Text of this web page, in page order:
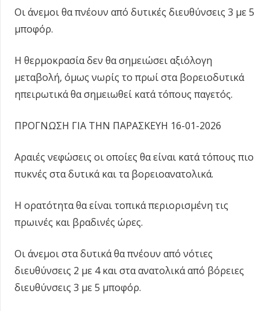
Οι άνεμοι θα πνέουν από δυτικές διευθύνσεις 3 με 5
μποφόρ.
Η θερμοκρασία δεν θα σημειώσει αξιόλογη
μεταβολή, όμως νωρίς το πρωί στα βορειοδυτικά
ηπειρωτικά θα σημειωθεί κατά τόπους παγετός.
ΠΡΟΓΝΩΣΗ ΓΙΑ ΤΗΝ ΠΑΡΑΣΚΕΥΗ 16-01-2026
Αραιές νεφώσεις οι οποίες θα είναι κατά τόπους πιο
πυκνές στα δυτικά και τα βορειοανατολικά.
Η ορατότητα θα είναι τοπικά περιορισμένη τις
πρωινές και βραδινές ώρες.
Οι άνεμοι στα δυτικά θα πνέουν από νότιες
διευθύνσεις 2 με 4 και στα ανατολικά από βόρειες
διευθύνσεις 3 με 5 μποφόρ.